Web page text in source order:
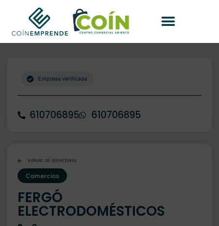
Volver al directorio
Comercios
FERGÓ
ELECTRODOMÉSTICOS
Empresa verificada
610706895 610706895